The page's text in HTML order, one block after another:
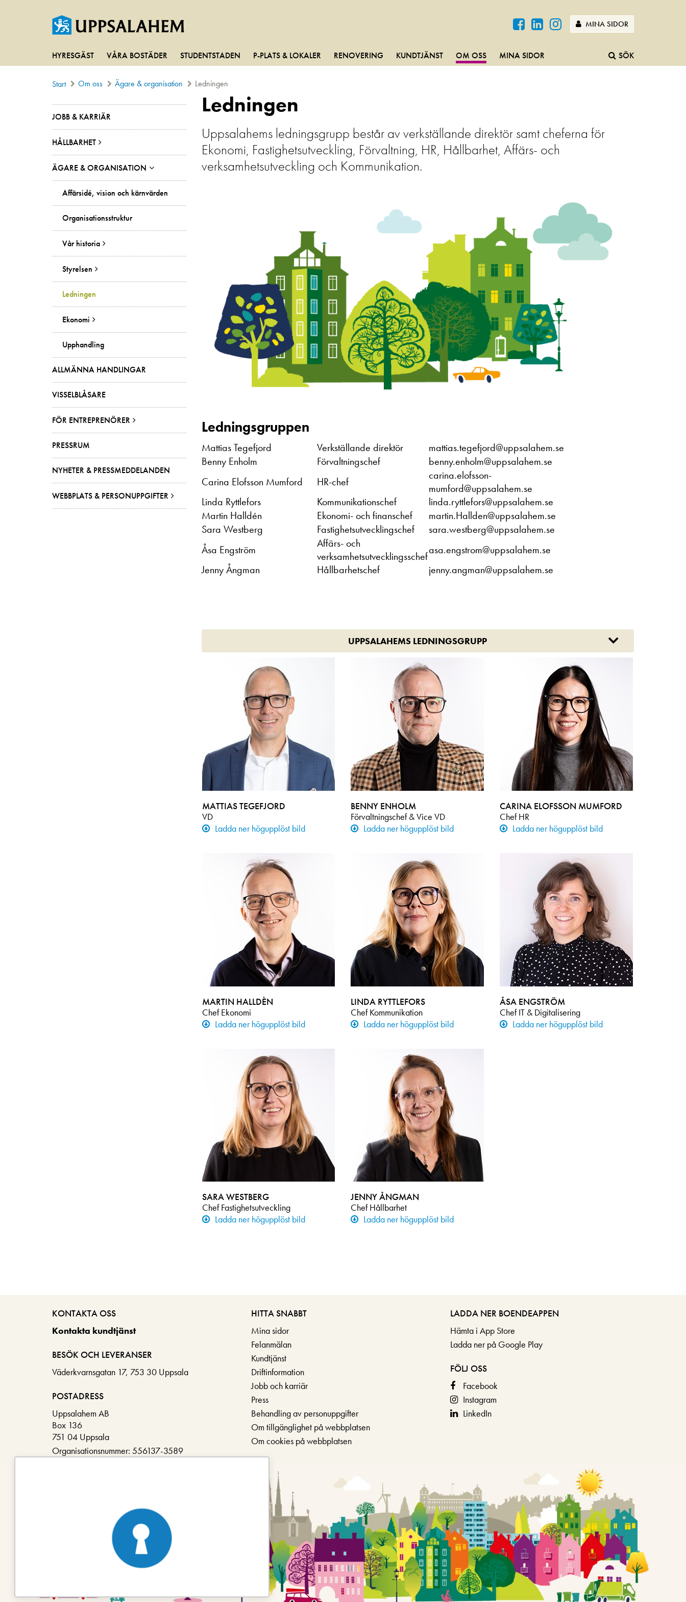
MINA SIDOR
HYRESGÄST VÅRA BOSTÄDER STUDENTSTADEN P-PLATS & LOKALER RENOVERING KUNDTJÄNST OM OSS MINA SIDOR SÖK
Start Om oss Ägare & organisation Ledningen
JOBB & KARRIÄR
HÅLLBARHET
ÄGARE & ORGANISATION
Affärsidé, vision och kärnvärden
Organisationsstruktur
Vår historia
Styrelsen
Ledningen
Ekonomi
Upphandling
ALLMÄNNA HANDLINGAR
VISSELBLÅSARE
FÖR ENTREPRENÖRER
PRESSRUM
NYHETER & PRESSMEDDELANDEN
WEBBPLATS & PERSONUPPGIFTER
Ledningen
Uppsalahems ledningsgrupp består av verkställande direktör samt cheferna för
Ekonomi, Fastighetsutveckling, Förvaltning, HR, Hållbarhet, Affärs- och
verksamhetsutveckling och Kommunikation.
Ledningsgruppen
Mattias Tegefjord Verkställande direktör
mattias.tegefjord@uppsalahem.se
Benny Enholm
Förvaltningschef
benny.enholm@uppsalahem.se
Carina Elofsson Mumford
HR-chef
carina.elofsson-
mumford@uppsalahem.se
Linda Ryttlefors
Kommunikationschef
linda.ryttlefors@uppsalahem.se
Martin Halldén
Ekonomi- och finanschef
martin.Hallden@uppsalahem.se
Sara Westberg
Fastighetsutvecklingschef
sara.westberg@uppsalahem.se
Åsa Engström
Affärs- och
verksamhetsutvecklingsschefasa.engstrom@uppsalahem.se
Jenny Ångman
Hållbarhetschef jenny.angman@uppsalahem.se
UPPSALAHEMS LEDNINGSGRUPP
MATTIAS TEGEFJORD
VD
Ladda ner högupplöst bild
BENNY ENHOLM
Förvaltningschef & Vice VD
Ladda ner högupplöst bild
CARINA ELOFSSON MUMFORD
Chef HR
Ladda ner högupplöst bild
MARTIN HALLDÈN
Chef Ekonomi
Ladda ner högupplöst bild
LINDA RYTTLEFORS
Chef Kommunikation
Ladda ner högupplöst bild
ÅSA ENGSTRÖM
Chef IT & Digitalisering
Ladda ner högupplöst bild
SARA WESTBERG
Chef Fastighetsutveckling
Ladda ner högupplöst bild
JENNY ÅNGMAN
Chef Hållbarhet
Ladda ner högupplöst bild
KONTAKTA OSS
Kontakta kundtjänst
BESÖK OCH LEVERANSER
Väderkvarnsgatan 17, 753 30 Uppsala
POSTADRESS
Uppsalahem AB
Box 136
751 04 Uppsala
Organisationsnummer: 556137-3589
HITTA SNABBT
Mina sidor
Felanmälan
Kundtjänst
Driftinformation
Jobb och karriär
Press
Behandling av personuppgifter
Om tillgänglighet på webbplatsen
Om cookies på webbplatsen
LADDA NER BOENDEAPPEN
Hämta i App Store
Ladda ner på Google Play
FÖLJ OSS
Facebook
Instagram
LinkedIn